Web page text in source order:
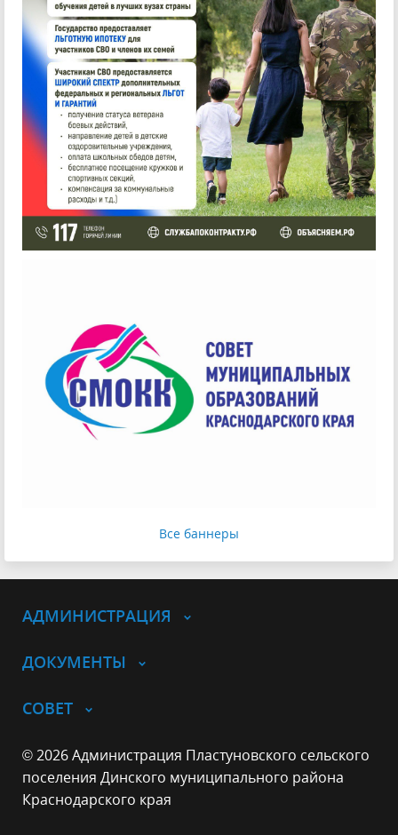
Все баннеры
АДМИНИСТРАЦИЯ
ДОКУМЕНТЫ
СОВЕТ
© 2026 Администрация Пластуновского сельского
поселения Динского муниципального района
Краснодарского края